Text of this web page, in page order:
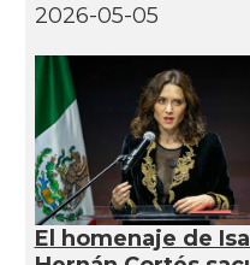
2026-05-05
El homenaje de